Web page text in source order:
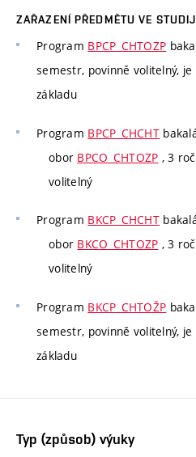
ZAŘAZENÍ PŘEDMĚTU VE
Program BPCP_CHTOZP
semestr, povinně volitelný,
základu
Program BPCP_CHCHT
obor BPCO_CHTOZP , 3
volitelný
Program BKCP_CHCHT
obor BKCO_CHTOZP , 3
volitelný
Program BKCP_CHTOŽP
semestr, povinně volitelný,
základu
Typ (způsob) výuky